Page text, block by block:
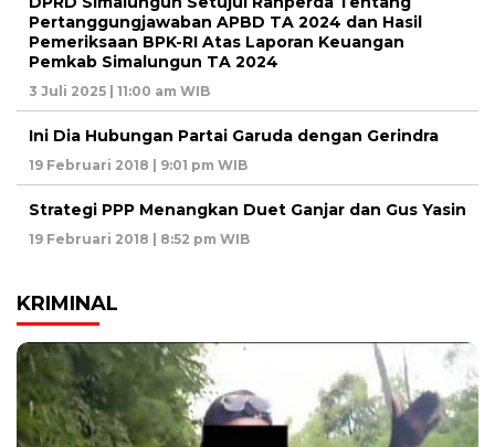
Pertanggungjawaban APBD TA 2024 dan Hasil
Pemeriksaan BPK-RI Atas Laporan Keuangan
Pemkab Simalungun TA 2024
3 Juli 2025 | 11:00 am WIB
Ini Dia Hubungan Partai Garuda dengan Gerindra
19 Februari 2018 | 9:01 pm WIB
Strategi PPP Menangkan Duet Ganjar dan Gus Yasin
19 Februari 2018 | 8:52 pm WIB
KRIMINAL